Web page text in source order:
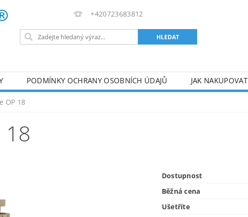
+420723683812
PODMÍNKY OCHRANY OSOBNÍCH ÚDAJŮ JAK NAKUPOVAT
RUČNÍ NÁŘADÍ
OP 18
18
Dostupnost
Běžná cena
Ušetříte